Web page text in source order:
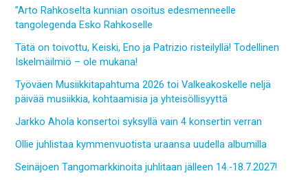
”Arto Rahkoselta kunnian osoitus edesmenneelle
tangolegenda Esko Rahkoselle
Tätä on toivottu, Keiski, Eno ja Patrizio risteilyllä! Todellinen
Iskelmäilmiö – ole mukana!
Työväen Musiikkitapahtuma 2026 toi Valkeakoskelle neljä
päivää musiikkia, kohtaamisia ja yhteisöllisyyttä
Jarkko Ahola konsertoi syksyllä vain 4 konsertin verran
Ollie juhlistaa kymmenvuotista uraansa uudella albumilla
Seinäjoen Tangomarkkinoita juhlitaan jälleen 14.-18.7.2027!